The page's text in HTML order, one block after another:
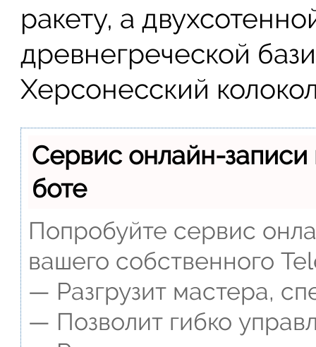
ракету, а
древнегреческой
Херсонесский
Сервис онлайн-
боте
Попробуйте сервис
вашего собственного
— Разгрузит мастера,
— Позволит гибко